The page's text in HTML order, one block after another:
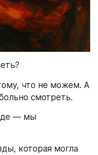
что не можем. А
смотреть.
— мы
которая могла